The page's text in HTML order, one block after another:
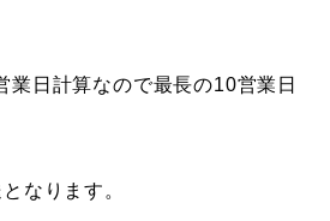
業日計算なので最長の10営業日
なります。